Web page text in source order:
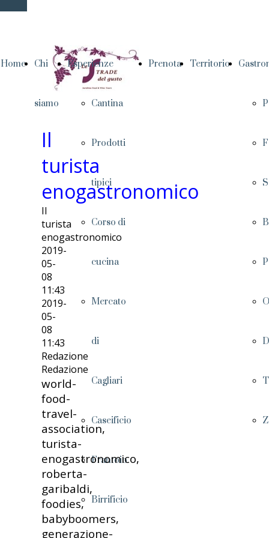
Home Chi
siamo
Esperienze
Cantina
Prodotti
tipici
Corso di
cucina
Mercato
di
Cagliari
Caseificio
Frantoio
Birrificio
Prenota Territorio
Il
turista
enogastronomico
Il
turista
enogastronomico
2019-
05-
08
11:43
2019-
05-
08
11:43
Redazione
Redazione
world-
food-
travel-
association,
turista-
enogastronomico,
roberta-
garibaldi,
foodies,
babyboomers,
generazione-